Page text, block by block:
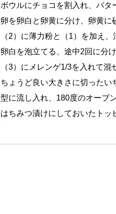
ボウルにチョコを割入れ、バタ
卵を卵白と卵黄に分け、卵黄に
（2）に薄力粉と（1）を加え、
卵白を泡立てる、途中2回に分
（3）にメレンゲ1/3を入れて
ちょうど良い大きさに切ったい
型に流し入れ、180度のオーブ
はちみつ漬けにしておいたト